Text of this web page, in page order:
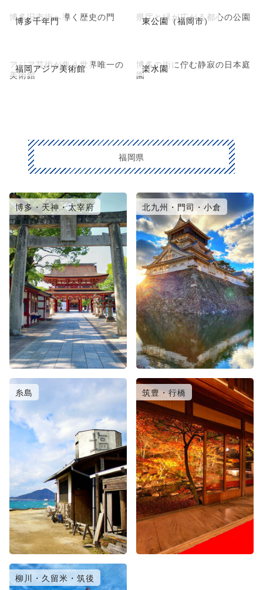
博多千年門
博多旧市街へ導く歴史の門 東公園（福岡市）
県庁と緑が広がる都心の公園
福岡アジア美術館
アジア芸術が集う世界唯一の
美術館
楽水園
博多の街に佇む静寂の日本庭
園
福岡県
博多・天神・太宰府 北九州・門司・小倉
糸島 筑豊・行橋
柳川・久留米・筑後